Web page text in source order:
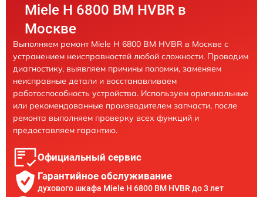
Miele H 6800 BM HVBR в
Москве
Выполняем ремонт Miele H 6800 BM HVBR в Москве с
устранением неисправностей любой сложности. Проводим
диагностику, выявляем причины поломки, заменяем
неисправные детали и восстанавливаем
работоспособность устройства. Используем оригинальные
или рекомендованные производителем запчасти, после
ремонта выполняем проверку всех функций и
предоставляем гарантию.
Официальный сервис
Гарантийное обслуживание
духового шкафа Miele H 6800 BM HVBR до 3 лет